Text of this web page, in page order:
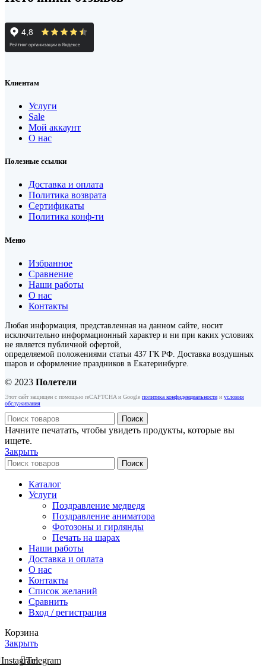
Клиентам
Услуги
Sale
Мой аккаунт
О нас
Полезные ссылки
Доставка и оплата
Политика возврата
Сертификаты
Политика конф-ти
Меню
Избранное
Сравнение
Наши работы
О нас
Контакты
Любая информация, представленная на данном сайте, носит
исключительно информационный характер и ни при каких условиях
не является публичной офертой,
определяемой положениями статьи 437 ГК РФ. Доставка воздушных
шаров и оформление праздников в Екатеринбурге.
© 2023 Полетели
Этот сайт защищен с помощью reCAPTCHA и Google политика конфиденциальности и условия
обслуживания
Поиск
Начните печатать, чтобы увидеть продукты, которые вы
ищете.
Закрыть
Поиск
Каталог
Услуги
Поздравление медведя
Поздравление аниматора
Фотозоны и гирлянды
Печать на шарах
Наши работы
Доставка и оплата
О нас
Контакты
Список желаний
Сравнить
Вход / регистрация
Корзина
Закрыть
InstagramTelegram